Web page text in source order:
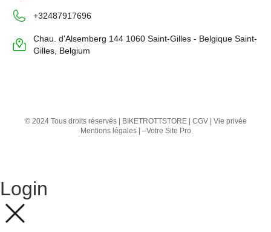
+32487917696
Chau. d'Alsemberg 144 1060 Saint-Gilles - Belgique Saint-
Gilles, Belgium
© 2024 Tous droits réservés | BIKETROTTSTORE | CGV| Vie privée
Mentions légales| –Votre Site Pro
Login